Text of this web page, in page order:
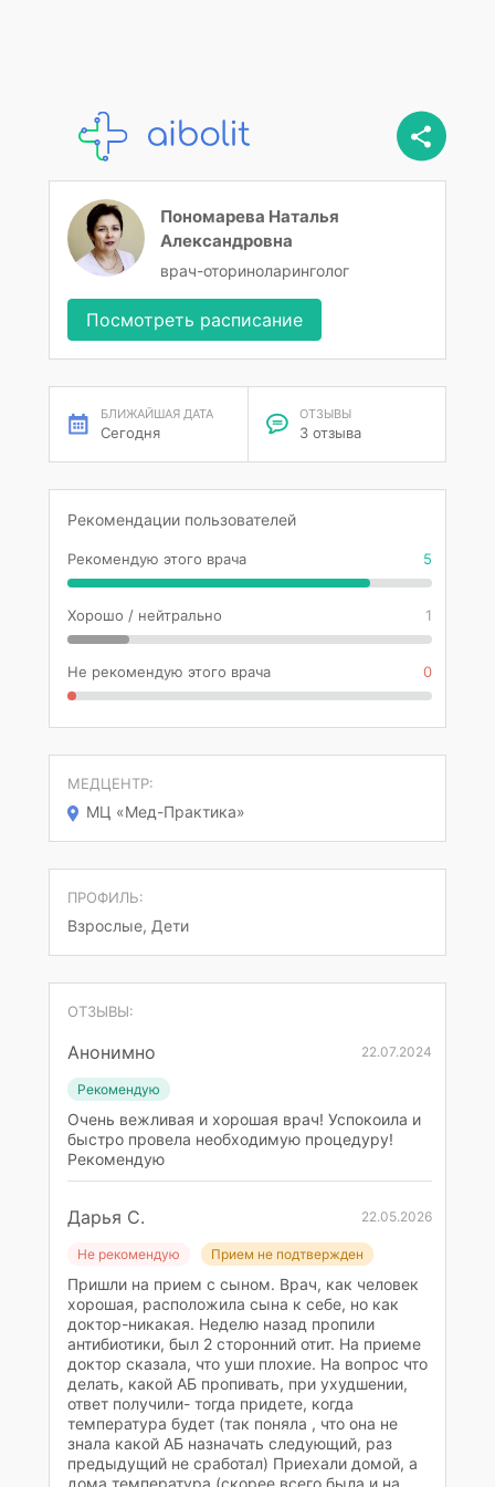
Пономарева Наталья
Александровна
врач-оториноларинголог
Посмотреть расписание
БЛИЖАЙШАЯ ДАТА
Сегодня
ОТЗЫВЫ
3 отзыва
Рекомендации пользователей
Рекомендую этого врача 5
Хорошо / нейтрально 1
Не рекомендую этого врача 0
МЕДЦЕНТР:
МЦ «Мед-Практика»
ПРОФИЛЬ:
Взрослые, Дети
ОТЗЫВЫ:
Анонимно 22.07.2024
Рекомендую
Очень вежливая и хорошая врач! Успокоила и
быстро провела необходимую процедуру!
Рекомендую
Дарья С. 22.05.2026
Не рекомендую Прием не подтвержден
Пришли на прием с сыном. Врач, как человек
хорошая, расположила сына к себе, но как
доктор-никакая. Неделю назад пропили
антибиотики, был 2 сторонний отит. На приеме
доктор сказала, что уши плохие. На вопрос что
делать, какой АБ пропивать, при ухудшении,
ответ получили- тогда придете, когда
температура будет (так поняла , что она не
знала какой АБ назначать следующий, раз
предыдущий не сработал) Приехали домой, а
дома температура (скорее всего была и на